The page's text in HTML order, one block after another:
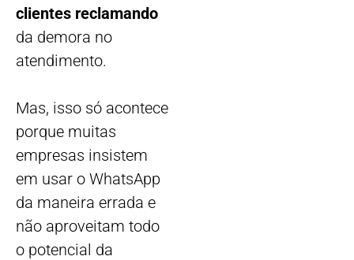
clientes reclamando
da demora no
atendimento.
Mas, isso só acontece
porque muitas
empresas insistem
em usar o WhatsApp
da maneira errada e
não aproveitam todo
o potencial da